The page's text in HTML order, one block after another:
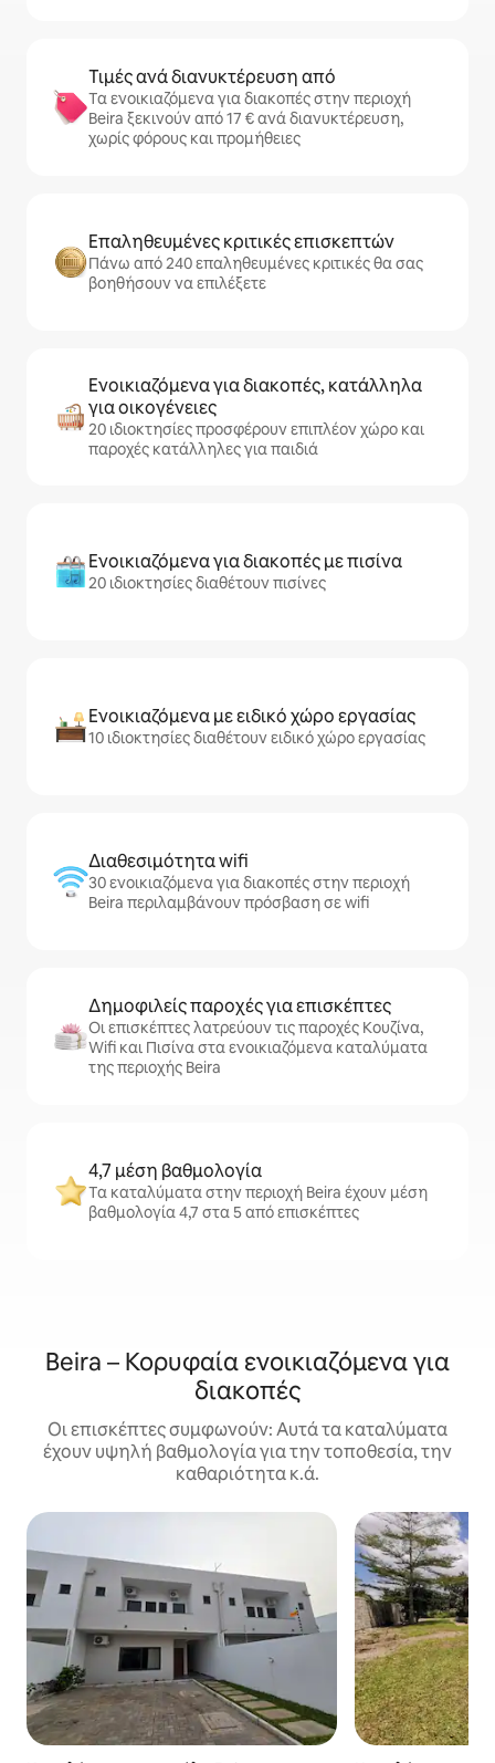
Τιμές ανά διανυκτέρευση από
Τα ενοικιαζόμενα για διακοπές στην περιοχή
Beira ξεκινούν από 17 € ανά διανυκτέρευση,
χωρίς φόρους και προμήθειες
Επαληθευμένες κριτικές επισκεπτών
Πάνω από 240 επαληθευμένες κριτικές θα σας
βοηθήσουν να επιλέξετε
Ενοικιαζόμενα για διακοπές, κατάλληλα
για οικογένειες
20 ιδιοκτησίες προσφέρουν επιπλέον χώρο και
παροχές κατάλληλες για παιδιά
Ενοικιαζόμενα για διακοπές με πισίνα
20 ιδιοκτησίες διαθέτουν πισίνες
Ενοικιαζόμενα με ειδικό χώρο εργασίας
10 ιδιοκτησίες διαθέτουν ειδικό χώρο εργασίας
Διαθεσιμότητα wifi
30 ενοικιαζόμενα για διακοπές στην περιοχή
Beira περιλαμβάνουν πρόσβαση σε wifi
Δημοφιλείς παροχές για επισκέπτες
Οι επισκέπτες λατρεύουν τις παροχές Κουζίνα,
Wifi και Πισίνα στα ενοικιαζόμενα καταλύματα
της περιοχής Beira
4,7 μέση βαθμολογία
Τα καταλύματα στην περιοχή Beira έχουν μέση
βαθμολογία 4,7 στα 5 από επισκέπτες
Beira – Κορυφαία ενοικιαζόμενα για
διακοπές
Οι επισκέπτες συμφωνούν: Αυτά τα καταλύματα
έχουν υψηλή βαθμολογία για την τοποθεσία, την
καθαριότητα κ.ά.